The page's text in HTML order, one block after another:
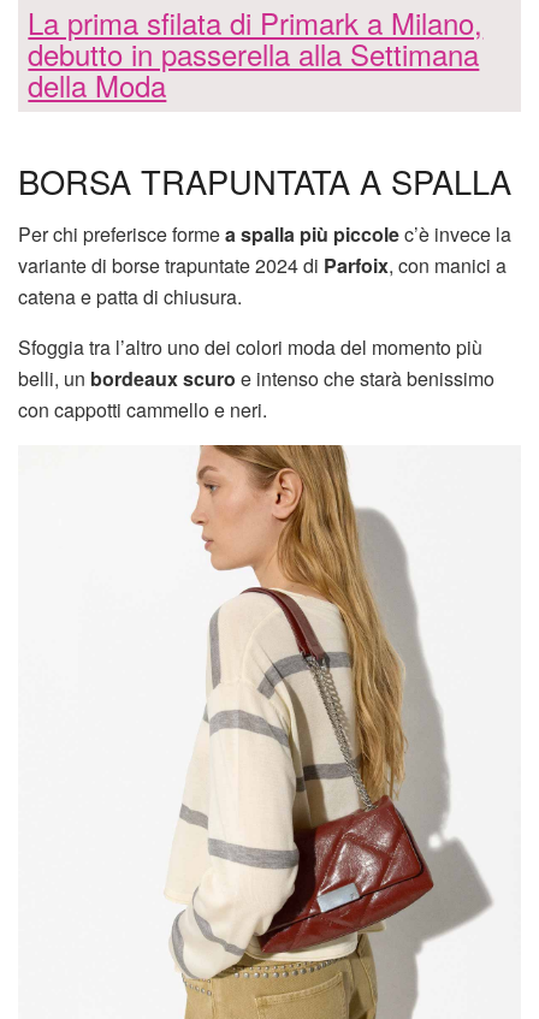
La prima sfilata di Primark a Milano,
debutto in passerella alla Settimana
della Moda
BORSA TRAPUNTATA A SPALLA
Per chi preferisce formea spalla più piccolec’è invece la
variante di borse trapuntate 2024 di Parfoix, con manici a
catena e patta di chiusura.
Sfoggia tra l’altro uno dei colori moda del momento più
belli, un bordeaux scuro e intenso che starà benissimo
con cappotti cammello e neri.